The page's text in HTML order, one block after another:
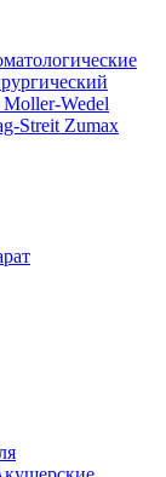
Moller-Wedel
Streit Zumax